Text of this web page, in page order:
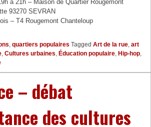
à 21h – Maison de Quartier Rougemont
93270 SEVRAN
– T4 Rougemont Chanteloup
quartiers populaires Tagged Art de la rue art
Cultures urbaines Éducation populaire Hip-hop
– débat
des cultures